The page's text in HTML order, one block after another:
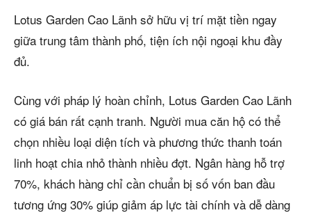
Lotus Garden Cao Lãnh sở hữu vị trí mặt tiền ngay
giữa trung tâm thành phố, tiện ích nội ngoại khu đầy
đủ.
Cùng với pháp lý hoàn chỉnh, Lotus Garden Cao Lãnh
có giá bán rất cạnh tranh. Người mua căn hộ có thể
chọn nhiều loại diện tích và phương thức thanh toán
linh hoạt chia nhỏ thành nhiều đợt. Ngân hàng hỗ trợ
70%, khách hàng chỉ cần chuẩn bị số vốn ban đầu
tương ứng 30% giúp giảm áp lực tài chính và dễ dàng